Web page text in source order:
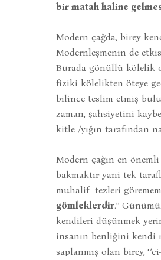
bir matah haline
Modern çağda, birey
Modernleşmenin de
Burada gönüllü kölelik
fiziki kölelikten öteye
bilince teslim etmiş
zaman, şahsiyetini
kitle /yığın tarafından
Modern çağın en
bakmaktır yani tek
muhalif tezleri
gömleklerdir.’’
kendileri düşünmek
insanın benliğini kendi
saplanmış olan birey,